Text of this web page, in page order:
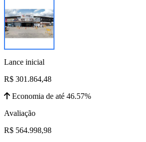
Lance inicial
R$ 301.864,48
Economia de até 46.57%
Avaliação
R$ 564.998,98